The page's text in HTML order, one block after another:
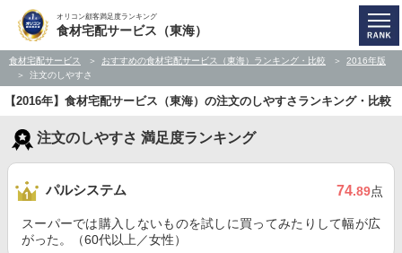
オリコン顧客満足度ランキング
食材宅配サービス（東海）
食材宅配サービス おすすめの食材宅配サービス（東海）ランキング・比較
2016年版
注文のしやすさ
【2016年】食材宅配サービス（東海）の注文のしやすさランキング・比較
注文のしやすさ 満足度ランキング
パルシステム 74.89点
スーパーでは購入しないものを試しに買ってみたりして幅が広
がった。（60代以上／女性）